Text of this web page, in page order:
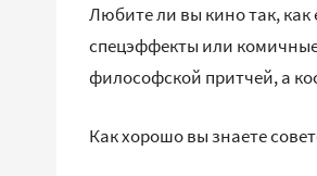
Любите ли вы кино так,
спецэффекты или
философской притчей, а
Как хорошо вы знаете